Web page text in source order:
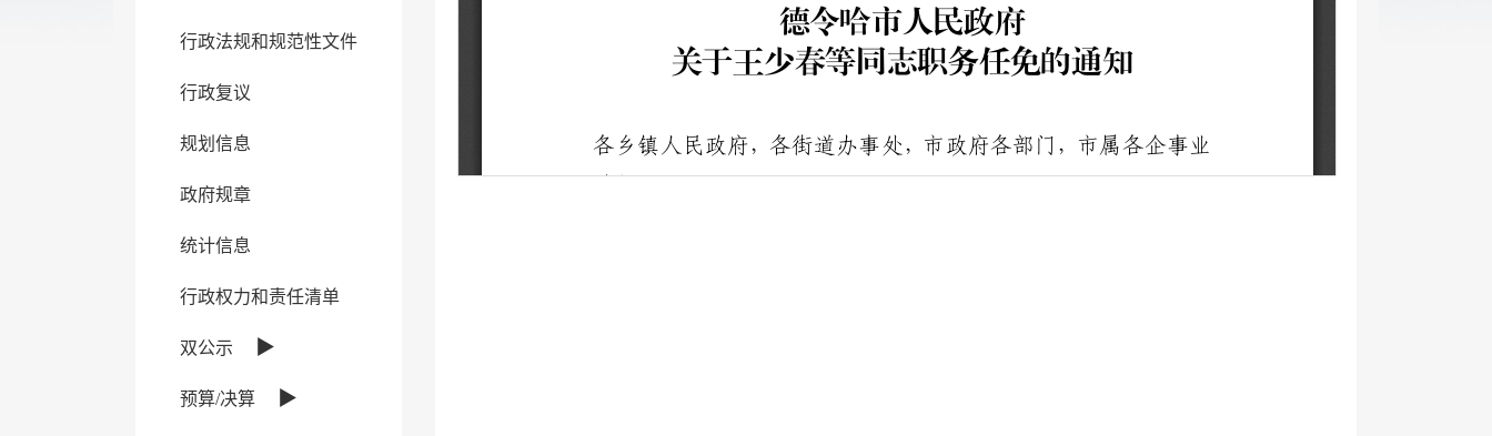
行政法规和规范性文件
行政复议
规划信息
政府规章
统计信息
行政权力和责任清单
双公示 ▶
预算/决算 ▶